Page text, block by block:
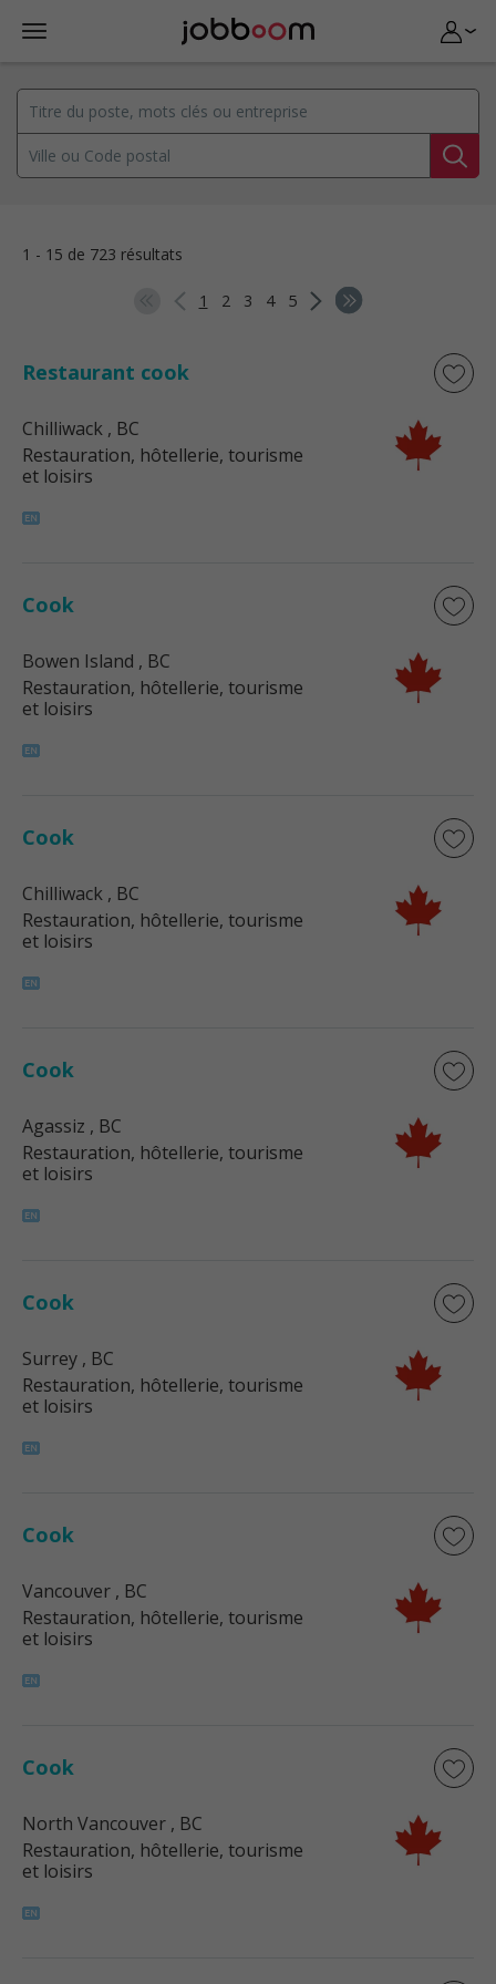
1 - 15 de 723 résultats
1 2 3 4 5
Restaurant cook
Chilliwack , BC
Restauration, hôtellerie, tourisme
et loisirs
Cook
Bowen Island , BC
Restauration, hôtellerie, tourisme
et loisirs
Cook
Chilliwack , BC
Restauration, hôtellerie, tourisme
et loisirs
Cook
Agassiz , BC
Restauration, hôtellerie, tourisme
et loisirs
Cook
Surrey , BC
Restauration, hôtellerie, tourisme
et loisirs
Cook
Vancouver , BC
Restauration, hôtellerie, tourisme
et loisirs
Cook
North Vancouver , BC
Restauration, hôtellerie, tourisme
et loisirs